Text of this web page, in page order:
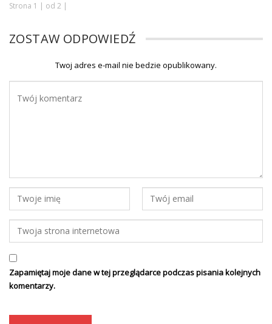
Strona 1 | od 2 |
ZOSTAW ODPOWIEDŹ
Twoj adres e-mail nie bedzie opublikowany.
Zapamiętaj moje dane w tej przeglądarce podczas pisania kolejnych
komentarzy.